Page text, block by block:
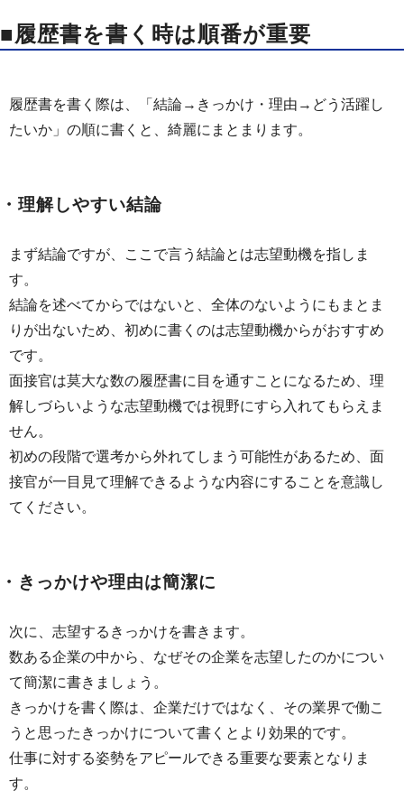
■履歴書を書く時は順番が重要
履歴書を書く際は、「結論→きっかけ・理由→どう活躍し
たいか」の順に書くと、綺麗にまとまります。
・理解しやすい結論
まず結論ですが、ここで言う結論とは志望動機を指しま
す。
結論を述べてからではないと、全体のないようにもまとま
りが出ないため、初めに書くのは志望動機からがおすすめ
です。
面接官は莫大な数の履歴書に目を通すことになるため、理
解しづらいような志望動機では視野にすら入れてもらえま
せん。
初めの段階で選考から外れてしまう可能性があるため、面
接官が一目見て理解できるような内容にすることを意識し
てください。
・きっかけや理由は簡潔に
次に、志望するきっかけを書きます。
数ある企業の中から、なぜその企業を志望したのかについ
て簡潔に書きましょう。
きっかけを書く際は、企業だけではなく、その業界で働こ
うと思ったきっかけについて書くとより効果的です。
仕事に対する姿勢をアピールできる重要な要素となりま
す。